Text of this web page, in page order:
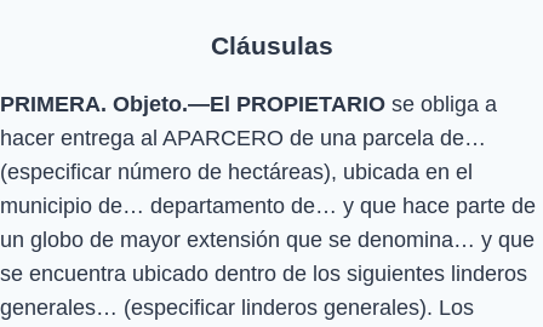
Cláusulas
PRIMERA. Objeto.—El PROPIETARIO se obliga a
hacer entrega al APARCERO de una parcela de…
(especificar número de hectáreas), ubicada en el
municipio de… departamento de… y que hace parte de
un globo de mayor extensión que se denomina… y que
se encuentra ubicado dentro de los siguientes linderos
generales… (especificar linderos generales). Los